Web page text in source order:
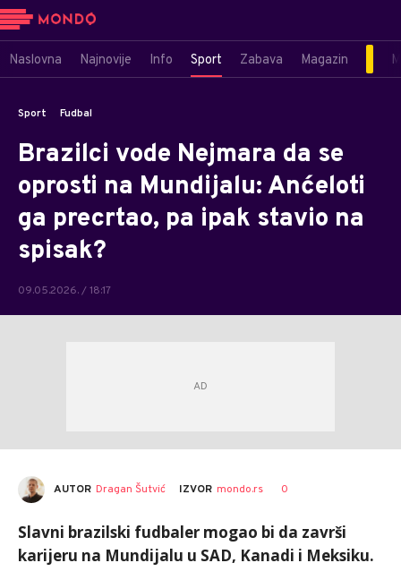
Naslovna Najnovije Info Sport Zabava Magazin
Sport Fudbal
Brazilci vode Nejmara da se
oprosti na Mundijalu: Anćeloti
ga precrtao, pa ipak stavio na
spisak?
09.05.2026. / 18:17
AUTOR Dragan Šutvić IZVOR mondo.rs 0
Slavni brazilski fudbaler mogao bi da završi
karijeru na Mundijalu u SAD, Kanadi i Meksiku.